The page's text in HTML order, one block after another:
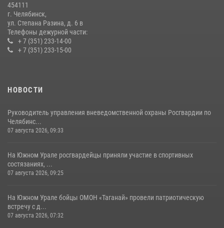
28 июля 2026, 10:38
454111
г. Челябинск,
ул. Степана Разина, д. 6 в
Телефоны дежурной части:
+ 7 (351) 233-14-00
+ 7 (351) 233-15-00
НОВОСТИ
Руководитель управления вневедомственной охраны Росгвардии по
Челябинс...
07 августа 2026, 09:33
На Южном Урале росгвардейцы приняли участие в спортивных
состязаниях, ...
07 августа 2026, 09:25
На Южном Урале бойцы ОМОН «Таганай» провели патриотическую
встречу с д...
07 августа 2026, 07:32